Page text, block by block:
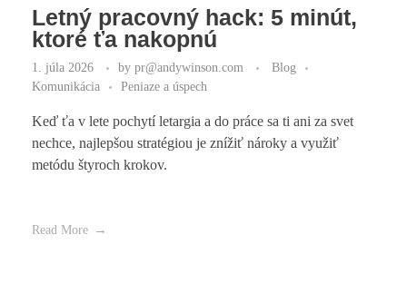
Letný pracovný hack: 5 minút,
ktoré ťa nakopnú
1. júla 2026 by pr@andywinson.com
Blog
Komunikácia
Peniaze a úspech
Keď ťa v lete pochytí letargia a do práce sa ti ani za svet
nechce, najlepšou stratégiou je znížiť nároky a využiť
metódu štyroch krokov.
Read More